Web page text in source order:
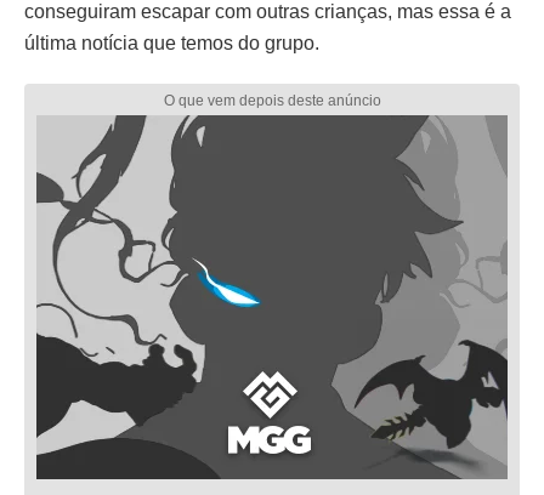
conseguiram escapar com outras crianças, mas essa é a
última notícia que temos do grupo.